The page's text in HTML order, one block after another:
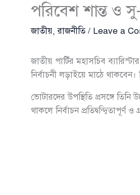
পরিবেশ শান্ত ও
জাতীয়,রাজনীতি/ Leave a
জাতীয় পার্টির মহাসচিব
নির্বাচনী লড়াইয়ে মাঠে থাকবেন।
ভোটারদের উপস্থিতি প্রসঙ্গে
থাকলে নির্বাচন